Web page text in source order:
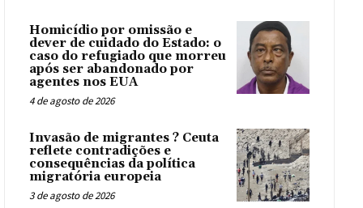
Homicídio por omissão e
dever de cuidado do Estado: o
caso do refugiado que morreu
após ser abandonado por
agentes nos EUA
4 de agosto de 2026
Invasão de migrantes ? Ceuta
reflete contradições e
consequências da política
migratória europeia
3 de agosto de 2026